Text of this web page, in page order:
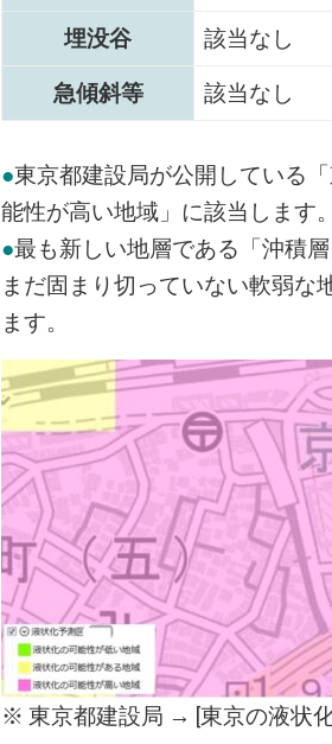
埋没谷
該当なし
急傾斜等
該当なし
●東京都建設局が公開している
能性が高い地域」に該当します。
●最も新しい地層である「沖積
まだ固まり切っていない軟弱な
ます。
※ 東京都建設局 → [東京の液状